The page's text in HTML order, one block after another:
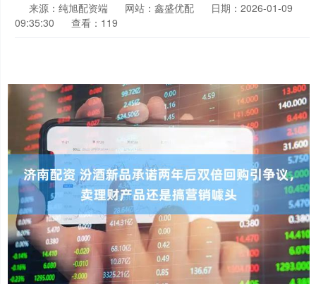
来源：纯旭配资端 网站：鑫盛优配
日期：2026-01-09
09:35:30
查看：119